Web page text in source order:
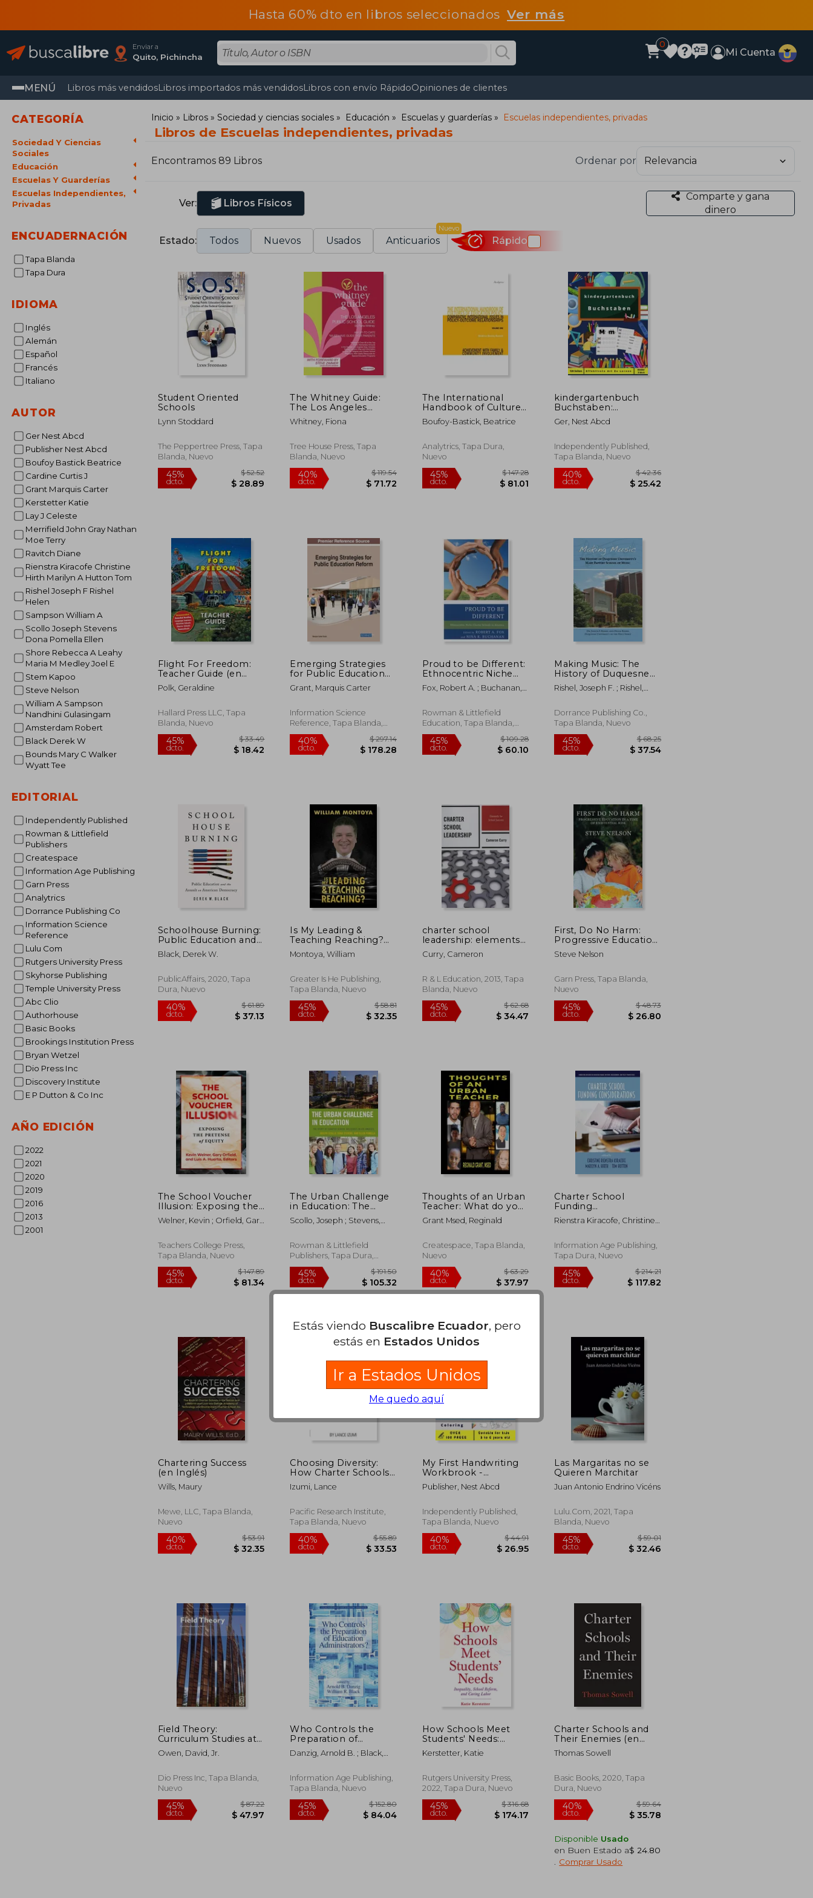
Hasta 60% dto en libros seleccionadosVer más
Enviar a
Quito, Pichincha
0
Mi Cuenta
MENÚ Libros más vendidosLibros importados más vendidosLibros con envío RápidoOpiniones de clientes
CATEGORÍA
Sociedad Y Ciencias
Sociales
Educación
Escuelas Y Guarderías
Escuelas Independientes,
Privadas
ENCUADERNACIÓN
Tapa Blanda
Tapa Dura
IDIOMA
Inglés
Alemán
Español
Francés
Italiano
AUTOR
Ger Nest Abcd
Publisher Nest Abcd
Boufoy Bastick Beatrice
Cardine Curtis J
Grant Marquis Carter
Kerstetter Katie
Lay J Celeste
Merrifield John Gray Nathan
Moe Terry
Ravitch Diane
Rienstra Kiracofe Christine
Hirth Marilyn A Hutton Tom
Rishel Joseph F Rishel
Helen
Sampson William A
Scollo Joseph Stevens
Dona Pomella Ellen
Shore Rebecca A Leahy
Maria M Medley Joel E
Stem Kapoo
Steve Nelson
William A Sampson
Nandhini Gulasingam
Amsterdam Robert
Black Derek W
Bounds Mary C Walker
Wyatt Tee
EDITORIAL
Independently Published
Rowman & Littlefield
Publishers
Createspace
Information Age Publishing
Garn Press
Analytrics
Dorrance Publishing Co
Information Science
Reference
Lulu Com
Rutgers University Press
Skyhorse Publishing
Temple University Press
Abc Clio
Authorhouse
Basic Books
Brookings Institution Press
Bryan Wetzel
Dio Press Inc
Discovery Institute
E P Dutton & Co Inc
AÑO EDICIÓN
2022
2021
2020
2019
2016
2013
2001
Inicio Libros Sociedad y ciencias sociales Educación Escuelas y guarderías Escuelas independientes, privadas
Libros de Escuelas independientes, privadas
Encontramos 89 Libros Ordenar por
Ver: Libros Físicos
Comparte y gana
dinero
Estado: Todos Nuevos Usados Anticuarios
Nuevo
Rápido
Student Oriented
Schools
Lynn Stoddard
The Peppertree Press, Tapa
Blanda, Nuevo
The Whitney Guide:
The Los Angeles
Public School 4th
Edition (en Inglés)
Whitney, Fiona
Tree House Press, Tapa
Blanda, Nuevo
The International
Handbook of Cultures
of Education Policy
(Volume One):
International Issues in
Policy-Outcome
Achievemen (en
Inglés)
Boufoy-Bastick, Beatrice
Analytrics, Tapa Dura,
Nuevo
$ 81.01
kindergartenbuch
Buchstaben:
Aktivitätsbuch für
Kinder ab 3 Jahren -
Kindern bei, auf
spielerische Weise
zeichnen. (en Alemán)
Ger, Nest Abcd
Independently Published,
Tapa Blanda, Nuevo
Flight For Freedom:
Teacher Guide (en
Inglés)
Polk, Geraldine
Hallard Press LLC, Tapa
Blanda, Nuevo
45%
dcto.
Emerging Strategies
for Public Education
Reform (en Inglés)
Grant, Marquis Carter
Information Science
Reference, Tapa Blanda,
Nuevo
40%
dcto.
Proud to be Different:
Ethnocentric Niche
Charter Schools in
America (en Inglés)
Fox, Robert A. ; Buchanan,
Rowman & Littlefield
Education, Tapa Blanda,
Nuevo
45%
dcto.
$ 109.28
$ 60.10
Making Music: The
History of Duquesne
University's Mary
Pappert School of
Rishel, Joseph F. ; Rishel,
Dorrance Publishing Co.,
Tapa Blanda, Nuevo
45%
dcto.
Schoolhouse Burning:
Public Education and
the Assault on
American Democracy
Black, Derek W.
PublicAffairs, 2020, Tapa
Dura, Nuevo
40%
dcto.
Is My Leading &
Teaching Reaching?
(en Inglés)
Montoya, William
Greater Is He Publishing,
Tapa Blanda, Nuevo
45%
dcto.
charter school
leadership: elements
for school success (en
Inglés)
Curry, Cameron
R & L Education, 2013, Tapa
Blanda, Nuevo
45%
dcto. $ 34.47
First, Do No Harm:
Progressive Education
in a Time of Existential
Risk
Steve Nelson
Garn Press, Tapa Blanda,
Nuevo
45%
dcto.
The School Voucher
Illusion: Exposing the
Pretense of Equity (en
Inglés)
Welner, Kevin ; Orfield, Gary
Teachers College Press,
Tapa Blanda, Nuevo
45%
dcto. $ 81.34
The Urban Challenge
in Education: The
Story of Charter
School Successes in
Inglés)
Scollo, Joseph ; Stevens,
Rowman & Littlefield
Publishers, Tapa Dura,
Nuevo
dcto. $ 105.32
Thoughts of an Urban
Teacher: What do you
do when students' say
" I Think I Am
Fu.. Up", I Am Afraid of
Donald Trump", I Didn'
Grant Msed, Reginald
Createspace, Tapa Blanda,
Nuevo
dcto. $ 37.97
Charter School
Funding
Considerations (en
Inglés)
Rienstra Kiracofe, Christine ;
Tom
Information Age Publishing,
Tapa Dura, Nuevo
dcto.
Chartering Success
(en Inglés)
Wills, Maury
Mewe, LLC, Tapa Blanda,
Nuevo
40%
Choosing Diversity:
How Charter Schools
Promote Diverse
Learning Models and
Needs of Parents and
Children (en Inglés)
Izumi, Lance
Pacific Research Institute,
Tapa Blanda, Nuevo
40%
My First Handwriting
Workbrook -
Numbers: Preschool,
Kindergarten, Pre K
lines, suitable for kids
ages 3 to 6,
(en Inglés)
Publisher, Nest Abcd
Independently Published,
Tapa Blanda, Nuevo
40% $ 44.91
Las Margaritas no se
Quieren Marchitar
Juan Antonio Endrino Vicéns
Lulu.Com, 2021, Tapa
Blanda, Nuevo
45%
Field Theory:
Curriculum Studies at
Work (en Inglés)
Owen, David, Jr.
Dio Press Inc, Tapa Blanda,
Nuevo
Who Controls the
Preparation of
Education
Administrators? (en
Danzig, Arnold B. ; Black,
Information Age Publishing,
Tapa Blanda, Nuevo
How Schools Meet
Students' Needs:
Inequality, School
Reform, and Caring
Kerstetter, Katie
Rutgers University Press,
2022, Tapa Dura, Nuevo
Charter Schools and
Their Enemies (en
Inglés)
Thomas Sowell
Basic Books, 2020, Tapa
Dura, Nuevo
Disponible Usado
en Buen Estado a$ 24.80
Comprar Usado
Estás viendo Buscalibre Ecuador, pero
estás en Estados Unidos
Ir a Estados Unidos
Me quedo aquí